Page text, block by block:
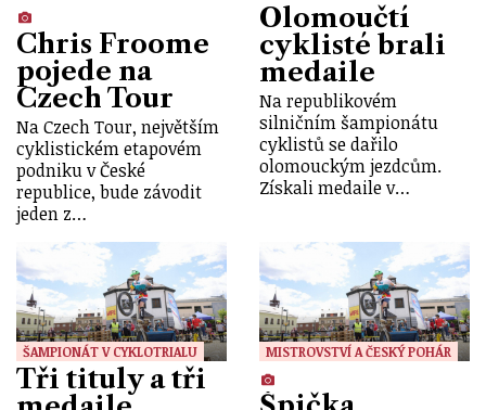
Chris Froome
pojede na
Czech Tour
Na Czech Tour, největším
cyklistickém etapovém
podniku v České
republice, bude závodit
jeden z…
Olomoučtí
cyklisté brali
medaile
Na republikovém
silničním šampionátu
cyklistů se dařilo
olomouckým jezdcům.
Získali medaile v…
ŠAMPIONÁT V CYKLOTRIALU
Tři tituly a tři
MISTROVSTVÍ A ČESKÝ POHÁR